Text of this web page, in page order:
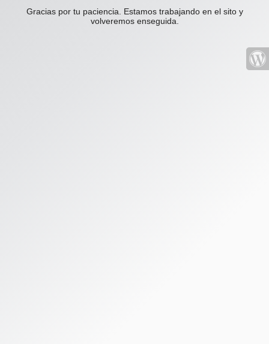
Gracias por tu paciencia. Estamos trabajando en el sito y
volveremos enseguida.